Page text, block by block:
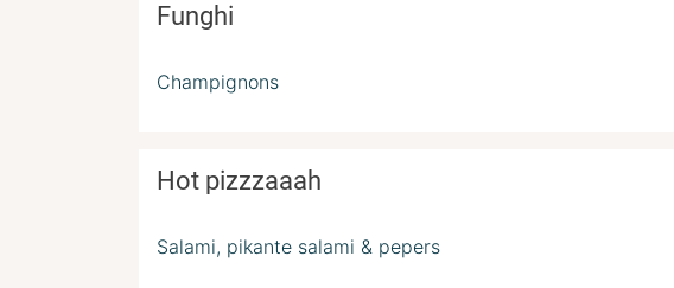
Funghi
Champignons
Hot pizzzaaah
Salami, pikante salami & pepers